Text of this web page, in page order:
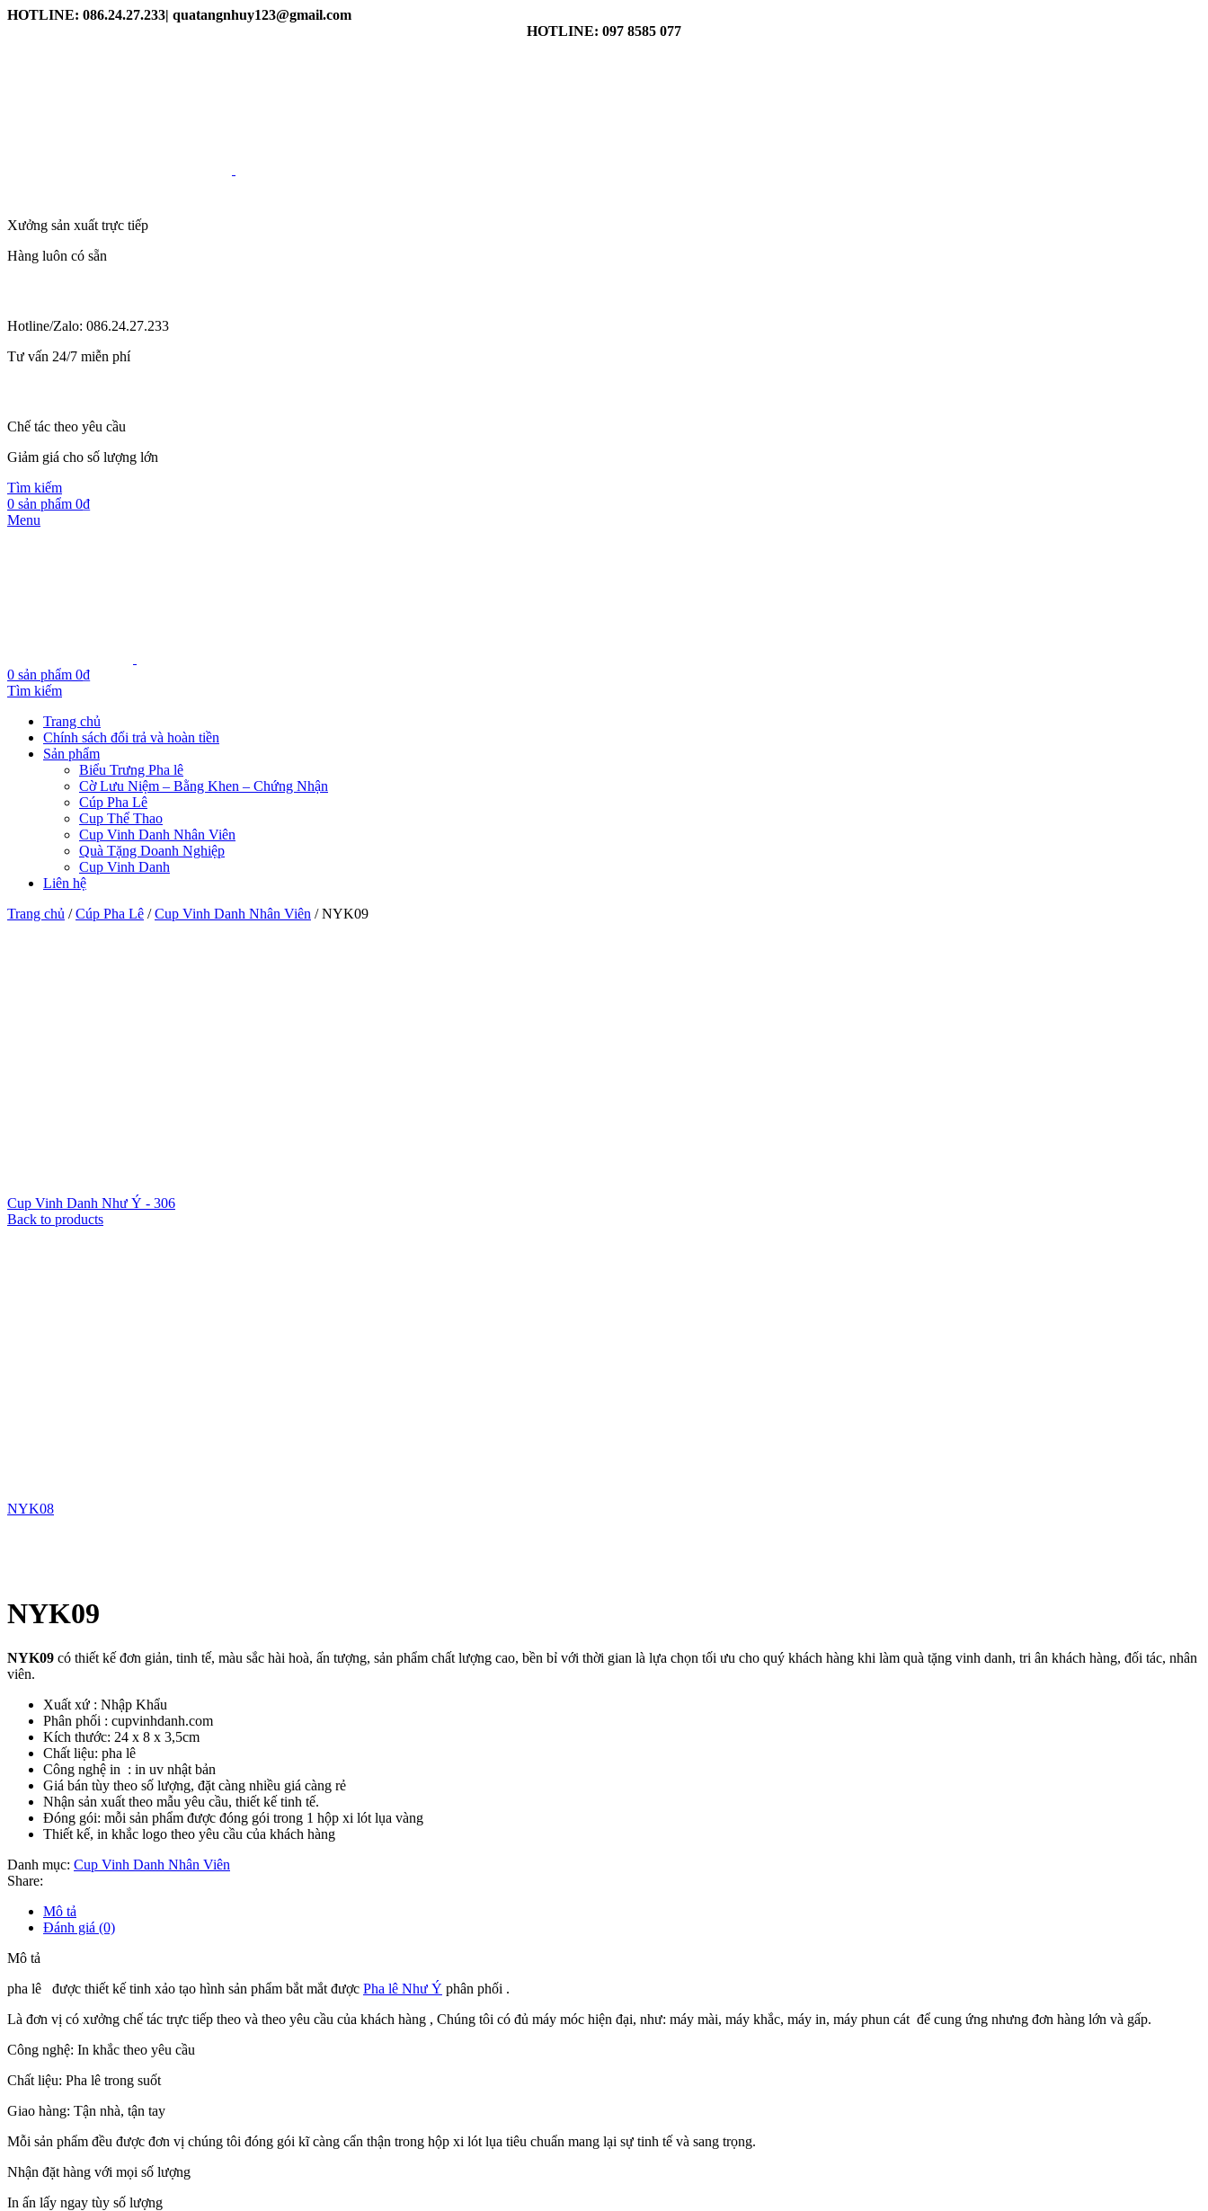
HOTLINE: 086.24.27.233| quatangnhuy123@gmail.com
HOTLINE: 097 8585 077
Xưởng sản xuất trực tiếp
Hàng luôn có sẵn
Hotline/Zalo: 086.24.27.233
Tư vấn 24/7 miễn phí
Chế tác theo yêu cầu
Giảm giá cho số lượng lớn
Tìm kiếm
0 sản phẩm 0₫
Menu
0 sản phẩm 0₫
Tìm kiếm
Trang chủ
Chính sách đổi trả và hoàn tiền
Sản phẩm
Biểu Trưng Pha lê
Cờ Lưu Niệm – Bằng Khen – Chứng Nhận
Cúp Pha Lê
Cup Thể Thao
Cup Vinh Danh Nhân Viên
Quà Tặng Doanh Nghiệp
Cup Vinh Danh
Liên hệ
Trang chủ /Cúp Pha Lê /Cup Vinh Danh Nhân Viên /NYK09
Cup Vinh Danh Như Ý - 306
Back to products
NYK08
NYK09
NYK09 có thiết kế đơn giản, tinh tế, màu sắc hài hoà, ấn tượng, sản phẩm chất lượng cao, bền bỉ với thời gian là lựa chọn tối ưu cho quý khách hàng khi làm quà tặng vinh danh, tri ân khách hàng, đối tác, nhân
viên.
Xuất xứ : Nhập Khẩu
Phân phối : cupvinhdanh.com
Kích thước: 24 x 8 x 3,5cm
Chất liệu: pha lê
Công nghệ in : in uv nhật bản
Giá bán tùy theo số lượng, đặt càng nhiều giá càng rẻ
Nhận sản xuất theo mẫu yêu cầu, thiết kế tinh tế.
Đóng gói: mỗi sản phẩm được đóng gói trong 1 hộp xi lót lụa vàng
Thiết kế, in khắc logo theo yêu cầu của khách hàng
Danh mục: Cup Vinh Danh Nhân Viên
Share:
Mô tả
Đánh giá (0)
Mô tả
pha lê được thiết kế tinh xảo tạo hình sản phẩm bắt mắt được Pha lê Như Ý phân phối .
Là đơn vị có xưởng chế tác trực tiếp theo và theo yêu cầu của khách hàng , Chúng tôi có đủ máy móc hiện đại, như: máy mài, máy khắc, máy in, máy phun cát để cung ứng nhưng đơn hàng lớn và gấp.
Công nghệ: In khắc theo yêu cầu
Chất liệu: Pha lê trong suốt
Giao hàng: Tận nhà, tận tay
Mỗi sản phẩm đều được đơn vị chúng tôi đóng gói kĩ càng cẩn thận trong hộp xi lót lụa tiêu chuẩn mang lại sự tinh tế và sang trọng.
Nhận đặt hàng với mọi số lượng
In ấn lấy ngay tùy số lượng